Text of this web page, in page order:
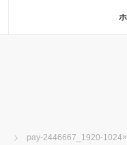
pay-2446667_1920-